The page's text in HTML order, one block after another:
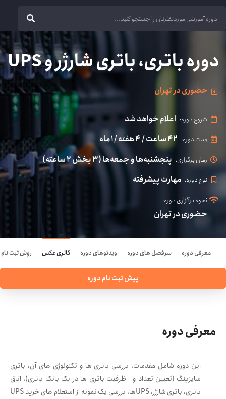
دوره باتری، باتری شارژر و UPS
حضوری در تهران
شروع دوره: اعلام خواهد شد
مدت دوره: ۴۲ ساعت / ۴ هفته / ۱ ماه
زمان برگزاری: پنجشنبه‌ها و جمعه‌ها (۳ بخش ۲ ساعته)
نوع دوره: مهارت پیشرفته
نحوه برگزاری دوره:
حضوری در تهران
معرفی دوره سرفصل های دوره ویدئوهای دوره گالری عکس روش ثبت نام
پیش ثبت نام دوره
معرفی دوره
این دوره شامل مقدمات، بررسی باتری ها و تکنولوژی های آن، باتری
سایزینگ (تعیین تعداد و ظرفیت باتری ها در یک بانک باتری)، اتاق
باتری، باتری شارژر، UPSها، بررسی یک نمونه از استعلام های خرید UPS